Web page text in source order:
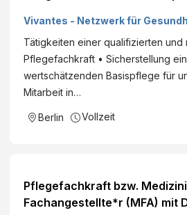
Vivantes - Netzwerk für
Tätigkeiten einer qualifizierten und
Pflegefachkraft • Sicherstellung
wertschätzenden Basispflege für
Mitarbeit in…
Berlin Vollzeit
Pflegefachkraft bzw.
Fachangestellte*r (MFA) mit